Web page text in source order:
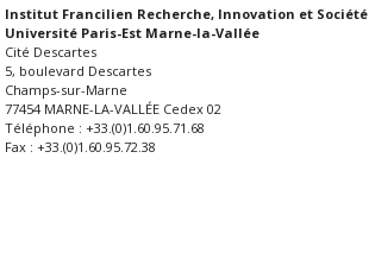
Institut Francilien Recherche, Innovation et Société
Université Paris-Est Marne-la-Vallée
Cité Descartes
5, boulevard Descartes
Champs-sur-Marne
77454 MARNE-LA-VALLÉE Cedex 02
Téléphone : +33.(0)1.60.95.71.68
Fax : +33.(0)1.60.95.72.38